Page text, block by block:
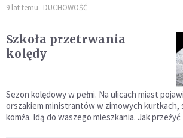
9 lat temu DUCHOWOŚĆ
Szkoła przetrwania
kolędy
Sezon kolędowy w pełni. Na ulicach miast
orszakiem ministrantów w zimowych
komża. Idą do waszego mieszkania. Jak